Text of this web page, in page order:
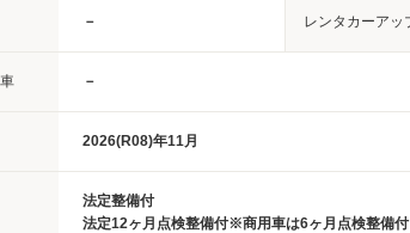
－ レンタカーアッ
－
2026(R08)年11月
法定整備付
法定12ヶ月点検整備付※商用車は6ヶ月点検整備付